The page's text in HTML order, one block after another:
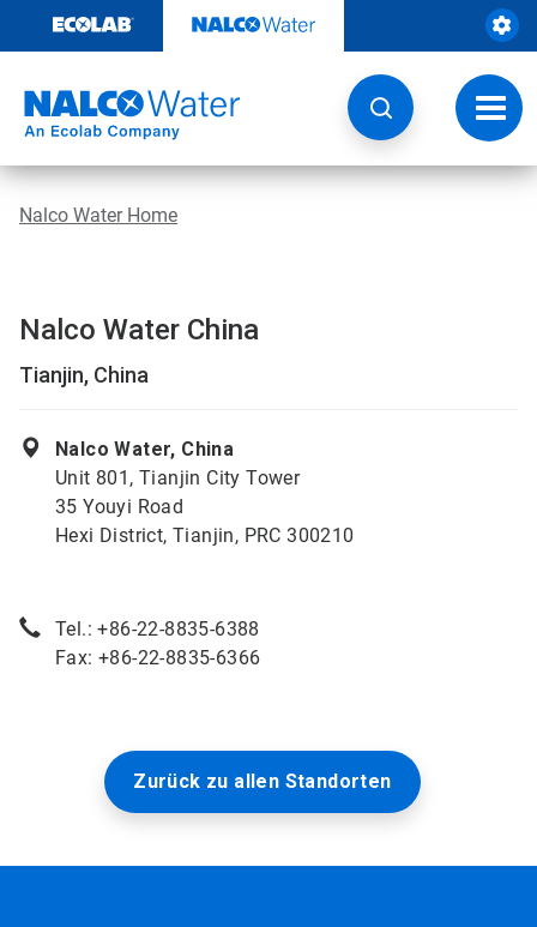
Inhalt
Nalco Water Home
Nalco Water China
Tianjin, China
Nalco Water, China
Unit 801, Tianjin City Tower
35 Youyi Road
Hexi District, Tianjin, PRC 300210
Tel.: +86-22-8835-6388
Fax: +86-22-8835-6366
Zurück zu allen Standorten